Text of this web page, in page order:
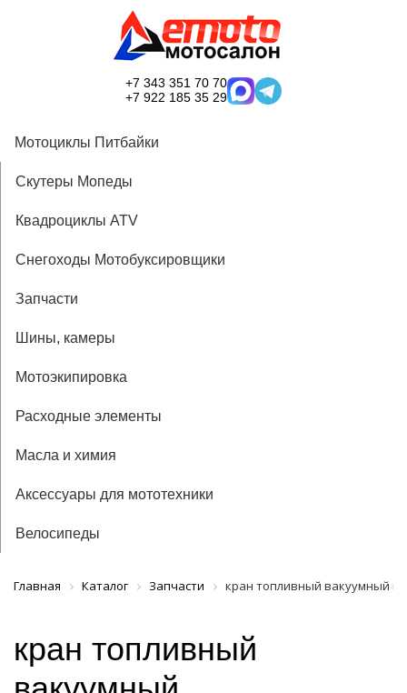
+7 343 351 70 70
+7 922 185 35 29
Мотоциклы Питбайки
Скутеры Мопеды
Квадроциклы ATV
Снегоходы Мотобуксировщики
Запчасти
Шины, камеры
Мотоэкипировка
Расходные элементы
Масла и химия
Аксессуары для мототехники
Велосипеды
Главная Каталог Запчасти кран топливный вакуумный
кран топливный